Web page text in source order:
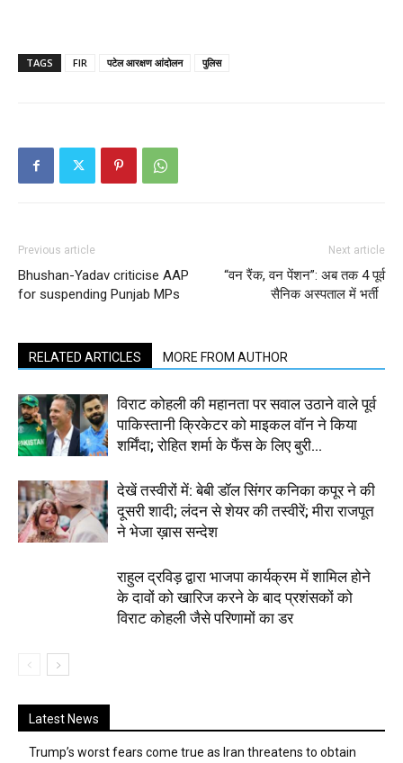
TAGS FIR पटेल आरक्षण आंदोलन पुलिस
Previous article
Bhushan-Yadav criticise AAP
for suspending Punjab MPs
Next article
“वन रैंक, वन पेंशन”: अब तक 4 पूर्व
सैनिक अस्पताल में भर्ती
RELATED ARTICLES MORE FROM AUTHOR
विराट कोहली की महानता पर सवाल उठाने वाले पूर्व
पाकिस्तानी क्रिकेटर को माइकल वॉन ने किया
शर्मिंदा; रोहित शर्मा के फैंस के लिए बुरी...
देखें तस्वीरों में: बेबी डॉल सिंगर कनिका कपूर ने की
दूसरी शादी; लंदन से शेयर की तस्वीरें; मीरा राजपूत
ने भेजा ख़ास सन्देश
राहुल द्रविड़ द्वारा भाजपा कार्यक्रम में शामिल होने
के दावों को खारिज करने के बाद प्रशंसकों को
विराट कोहली जैसे परिणामों का डर
Latest News
Trump’s worst fears come true as Iran threatens to obtain